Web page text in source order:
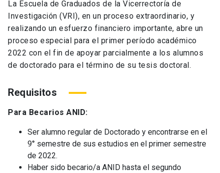
La Escuela de Graduados de la Vicerrectoría de
Investigación (VRI), en un proceso extraordinario, y
realizando un esfuerzo financiero importante, abre un
proceso especial para el primer período académico
2022 con el fin de apoyar parcialmente a los alumnos
de doctorado para el término de su tesis doctoral.
Requisitos
Para Becarios ANID:
Ser alumno regular de Doctorado y encontrarse en el
9° semestre de sus estudios en el primer semestre
de 2022.
Haber sido becario/a ANID hasta el segundo